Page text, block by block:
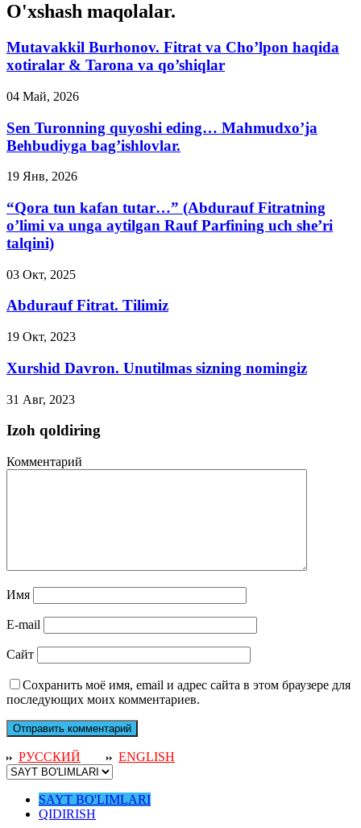
O'xshash maqolalar.
Mutavakkil Burhonov. Fitrat va Cho’lpon haqida
xotiralar & Tarona va qo’shiqlar
04 Май, 2026
Sen Turonning quyoshi eding… Mahmudxo’ja
Behbudiyga bag’ishlovlar.
19 Янв, 2026
“Qora tun kafan tutar…” (Abdurauf Fitratning
o’limi va unga aytilgan Rauf Parfining uch she’ri
talqini)
03 Окт, 2025
Abdurauf Fitrat. Tilimiz
19 Окт, 2023
Xurshid Davron. Unutilmas sizning nomingiz
31 Авг, 2023
Izoh qoldiring
Комментарий
Имя
E-mail
Сайт
Сохранить моё имя, email и адрес сайта в этом браузере для
последующих моих комментариев.
РУССКИЙ ENGLISH
SAYT BO'LIMLARI
QIDIRISH